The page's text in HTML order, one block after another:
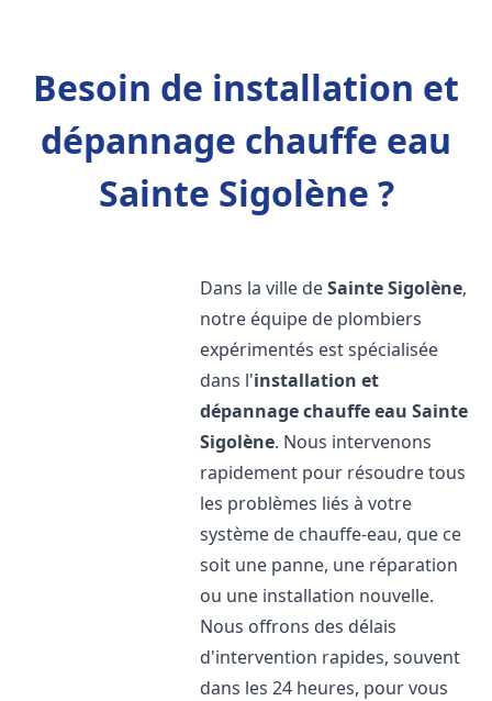
Besoin de installation et
dépannage chauffe eau
Sainte Sigolène ?
Dans la ville deSainte Sigolène,
notre équipe de plombiers
expérimentés est spécialisée
dans l'installation et
dépannage chauffe eau Sainte
Sigolène. Nous intervenons
rapidement pour résoudre tous
les problèmes liés à votre
système de chauffe-eau, que ce
soit une panne, une réparation
ou une installation nouvelle.
Nous offrons des délais
d'intervention rapides, souvent
dans les 24 heures, pour vous